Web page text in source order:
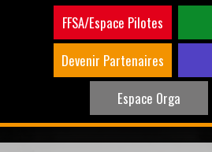
FFSA/Espace Pilotes
Devenir Partenaires
Espace Orga